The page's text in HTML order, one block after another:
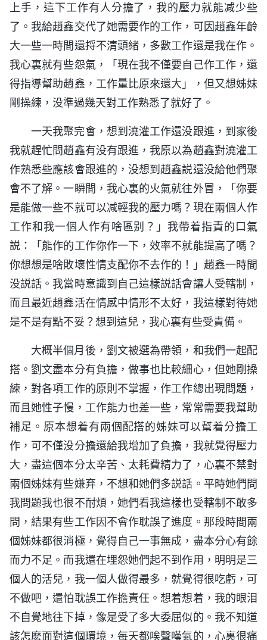
上手，這下工作有人分擔了，我的壓力就能减少些
了。我給趙鑫交代了她需要作的工作，可因趙鑫年齡
大一些一時間還捋不清頭緒，多數工作還是我在作。
我心裏就有些怨氣，「現在我不僅要自己作工作，還
得指導幫助趙鑫，工作量比原來還大」，但又想姊妹
剛操練，没準過幾天對工作熟悉了就好了。
一天我聚完會，想到澆灌工作還没跟進，到家後
我就趕忙問趙鑫有没有跟進，我原以為趙鑫對澆灌工
作熟悉些應該會跟進的，没想到趙鑫説還没給他們聚
會不了解。一瞬間，我心裏的火氣就往外冒，「你要
是能做一些不就可以减輕我的壓力嗎？現在兩個人作
工作和我一個人作有啥區别？」我帶着指責的口氣
説：「能作的工作你作一下，效率不就能提高了嗎？
你想想是啥敗壞性情支配你不去作的！」趙鑫一時間
没説話。我當時意識到自己這樣説話會讓人受轄制，
而且最近趙鑫活在情感中情形不太好，我這樣對待她
是不是有點不妥？想到這兒，我心裏有些受責備。
大概半個月後，劉文被選為帶領，和我們一起配
搭。劉文盡本分有負擔，做事也比較細心，但她剛操
練，對各項工作的原則不掌握，作工作總出現問題，
而且她性子慢，工作能力也差一些，常常需要我幫助
補足。原本想着有兩個配搭的姊妹可以幫着分擔工
作，可不僅没分擔還給我增加了負擔，我就覺得壓力
大，盡這個本分太辛苦、太耗費精力了，心裏不禁對
兩個姊妹有些嫌弃，不想和她們多説話。平時她們問
我問題我也很不耐煩，她們看我這樣也受轄制不敢多
問，結果有些工作因不會作耽誤了進度。那段時間兩
個姊妹都很消極，覺得自己一事無成，盡本分心有餘
而力不足。而我還在埋怨她們起不到作用，明明是三
個人的活兒，我一個人做得最多，就覺得很吃虧，可
不做吧，還怕耽誤工作擔責任。想着想着，我的眼泪
不自覺地往下掉，像是受了多大委屈似的。我不知道
該怎麽面對這個環境，每天都唉聲嘆氣的，心裏很痛